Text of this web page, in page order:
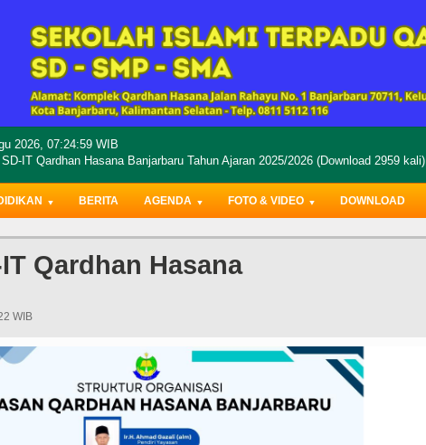
2026, 07:25:01 WIB
IT Qardhan Hasana Banjarbaru Tahun Ajaran 2025/2026 (Download 2959 kali)
BERITA AGENDA FOTO & VIDEO DOWNLOAD
Qardhan Hasana
WIB